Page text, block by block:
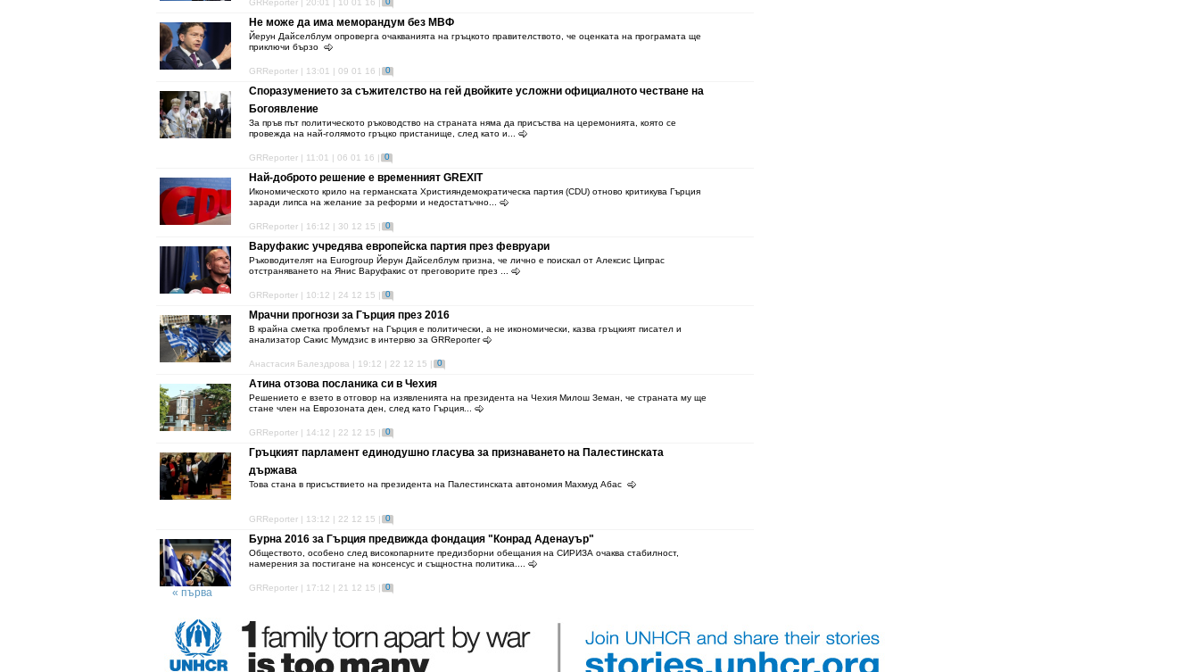
GRReporter | 20:01 | 10 01 16 |
Не може да има меморандум без МВФ
Йерун Дайселблум опроверга очакванията на гръцкото правителството, че оценката на програмата ще
приключи бързо
GRReporter | 13:01 | 09 01 16 | 0
Споразумението за съжителство на гей двойките усложни официалното честване на
Богоявление
За пръв път политическото ръководство на страната няма да присъства на церемонията, която се
провежда на най-голямото гръцко пристанище, след като и...
GRReporter | 11:01 | 06 01 16 | 0
Най-доброто решение е временният GREXIT
Икономическото крило на германската Християндемократическа партия (CDU) отново критикува Гърция
заради липса на желание за реформи и недостатъчно...
GRReporter | 16:12 | 30 12 15 | 0
Варуфакис учредява европейска партия през февруари
Ръководителят на Eurogroup Йерун Дайселблум призна, че лично е поискал от Алексис Ципрас
отстраняването на Янис Варуфакис от преговорите през ...
GRReporter | 10:12 | 24 12 15 | 0
Мрачни прогнози за Гърция през 2016
В крайна сметка проблемът на Гърция е политически, а не икономически, казва гръцкият писател и
анализатор Сакис Мумдзис в интервю за GRReporter
Анастасия Балездрова | 19:12 | 22 12 15 | 0
Атина отзова посланика си в Чехия
Решението е взето в отговор на изявленията на президента на Чехия Милош Земан, че страната му ще
стане член на Еврозоната ден, след като Гърция...
GRReporter | 14:12 | 22 12 15 | 0
Гръцкият парламент единодушно гласува за признаването на Палестинската
държава
Това стана в присъствието на президента на Палестинската автономия Махмуд Абас
GRReporter | 13:12 | 22 12 15 | 0
Бурна 2016 за Гърция предвижда фондация "Конрад Аденауър"
Обществото, особено след високопарните предизборни обещания на СИРИЗА очаква стабилност,
намерения за постигане на консенсус и същностна политика....
GRReporter | 17:12 | 21 12 15 | 0
« първа
1
2